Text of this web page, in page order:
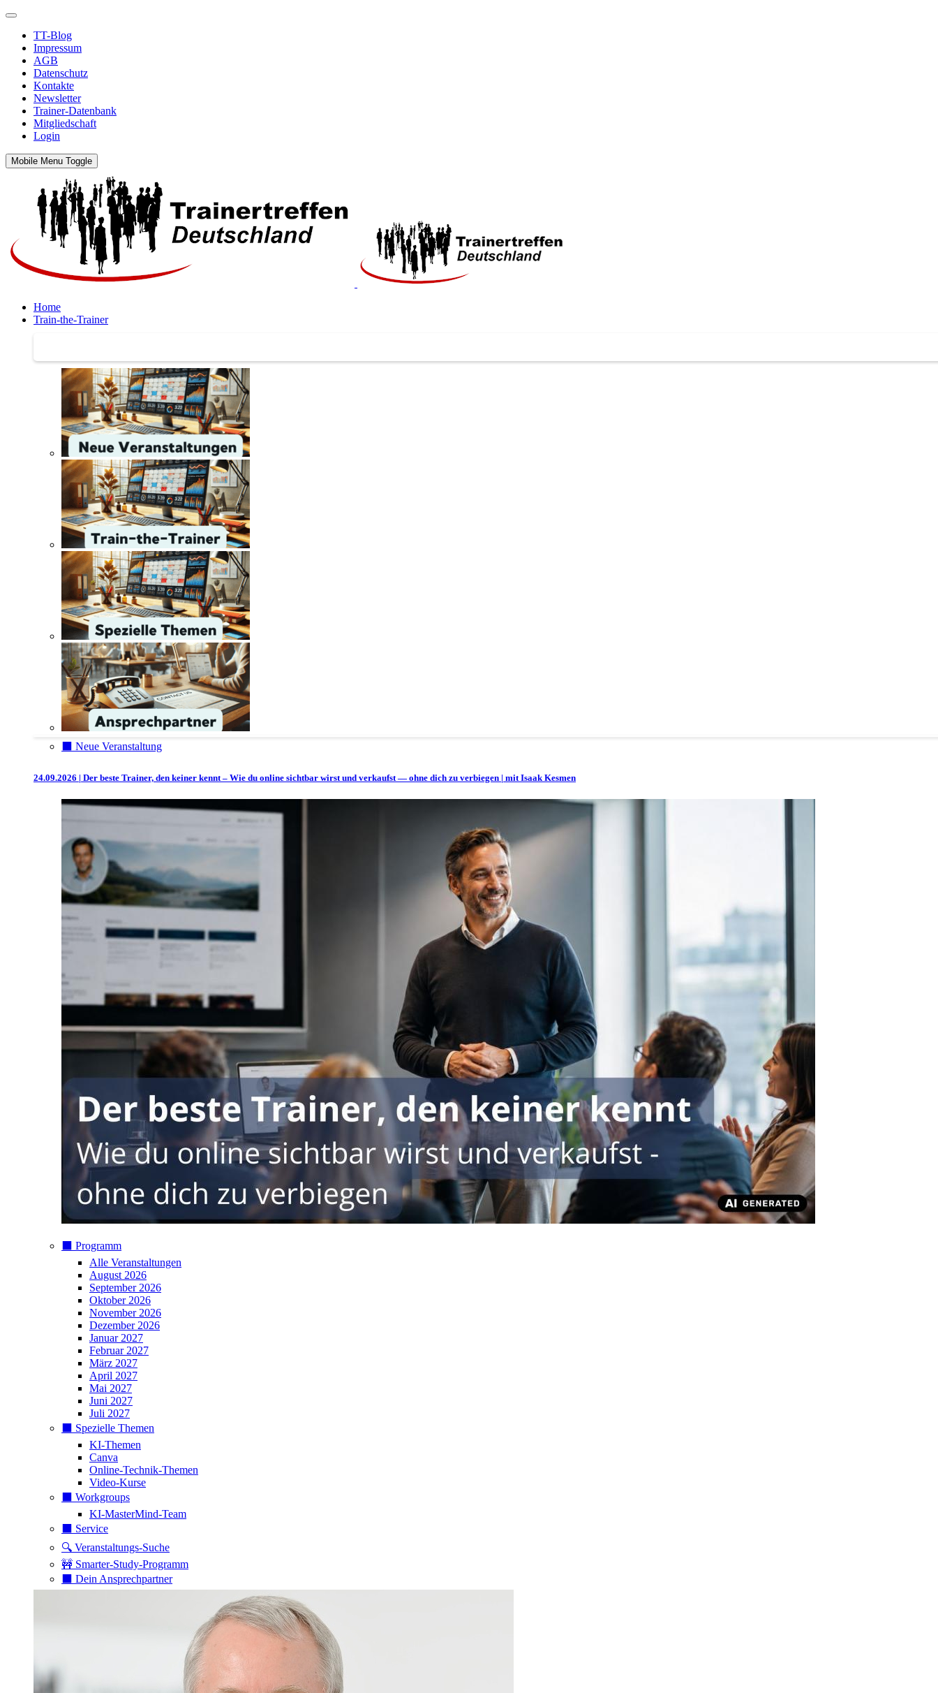
TT-Blog
Impressum
AGB
Datenschutz
Kontakte
Newsletter
Trainer-Datenbank
Mitgliedschaft
Login
Mobile Menu Toggle
Home
Train-the-Trainer
⬛️ Neue Veranstaltung
24.09.2026 | Der beste Trainer, den keiner kennt – Wie du online sichtbar wirst und verkaufst — ohne dich zu verbiegen | mit Isaak Kesmen
⬛️ Programm
Alle Veranstaltungen
August 2026
September 2026
Oktober 2026
November 2026
Dezember 2026
Januar 2027
Februar 2027
März 2027
April 2027
Mai 2027
Juni 2027
Juli 2027
⬛️ Spezielle Themen
KI-Themen
Canva
Online-Technik-Themen
Video-Kurse
⬛️ Workgroups
KI-MasterMind-Team
⬛️ Service
🔍 Veranstaltungs-Suche
🚧 Smarter-Study-Programm
⬛️ Dein Ansprechpartner